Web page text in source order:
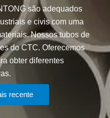
são adequados
e civis com uma
Nossos tubos de
do CTC. Oferecemos
obter diferentes
recente